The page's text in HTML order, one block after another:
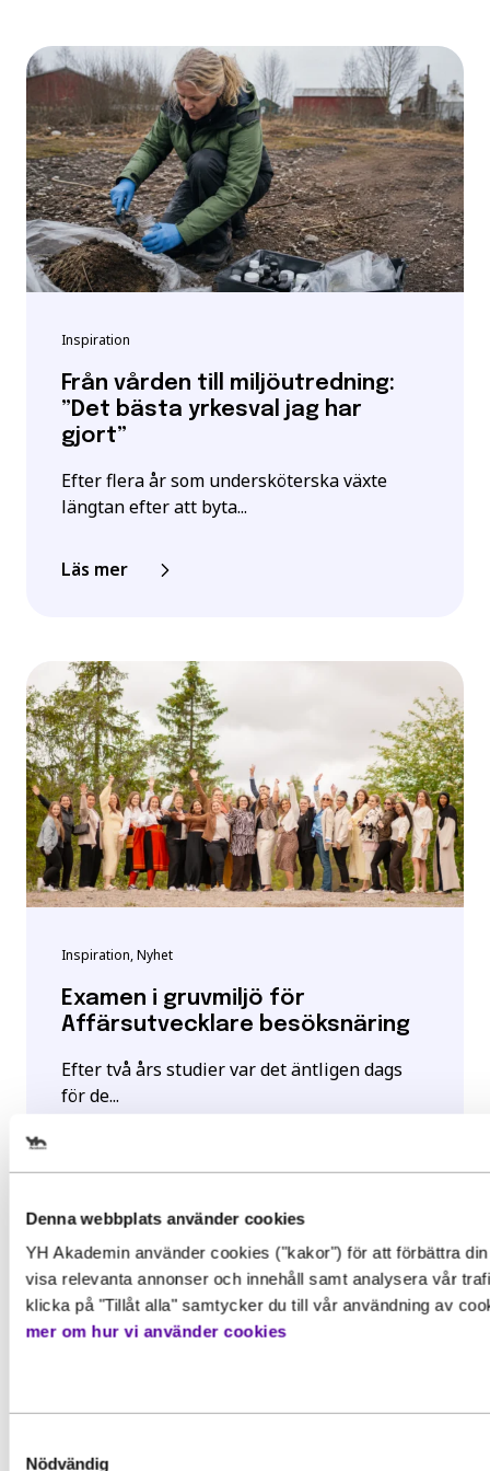
Denna webbplats använder cookies
YH Akademin använder cookies ("kakor") för att förbättra
visa relevanta annonser och innehåll samt analysera vår
klicka på "Tillåt alla" samtycker du till vår användning av
mer om hur vi använder cookies
Nödvändig
Inspiration
Från vården till miljöutredning:
”Det bästa yrkesval jag har
gjort”
Efter flera år som undersköterska växte
längtan efter att byta...
Läs mer
Inspiration, Nyhet
Examen i gruvmiljö för
Affärsutvecklare besöksnäring
Efter två års studier var det äntligen dags
för de...
Välj det startdatum som passar
Gör en intresseanmälan för att
mer information om den här
utbildningen
Förnamn*
Behörighet. Det här behöver du
ha en gymnasieexamen eller motsvarande